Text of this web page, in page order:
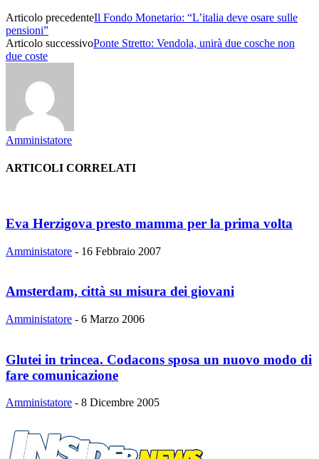
Articolo precedenteIl Fondo Monetario: “L’italia deve osare sulle
pensioni”
Articolo successivoPonte Stretto: Vendola, unirà due cosche non
due coste
Amministatore
ARTICOLI CORRELATI
Eva Herzigova presto mamma per la prima volta
Amministatore - 16 Febbraio 2007
Amsterdam, città su misura dei giovani
Amministatore - 6 Marzo 2006
Glutei in trincea. Codacons sposa un nuovo modo di
fare comunicazione
Amministatore - 8 Dicembre 2005